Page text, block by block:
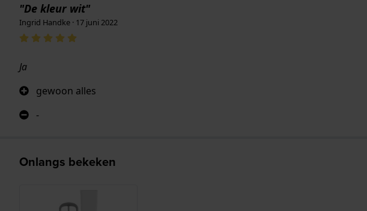
"De kleur wit"
Ingrid Handke · 17 juni 2022
Ja
gewoon alles
-
Onlangs bekeken